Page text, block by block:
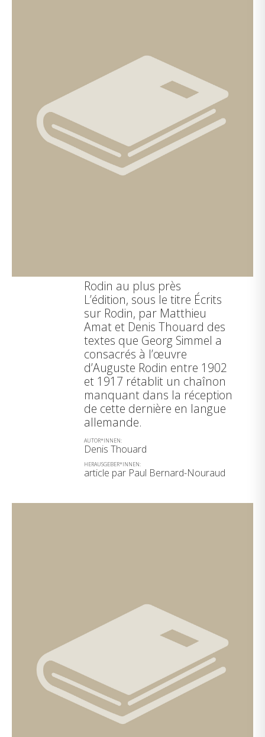
Rodin au plus près
L’édition, sous le titre Écrits
sur Rodin, par Matthieu
Amat et Denis Thouard des
textes que Georg Simmel a
consacrés à l’œuvre
d’Auguste Rodin entre 1902
et 1917 rétablit un chaînon
manquant dans la réception
de cette dernière en langue
allemande.
AUTOR*INNEN:
Denis Thouard
HERAUSGEBER*INNEN:
article par Paul Bernard-Nouraud